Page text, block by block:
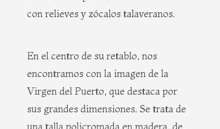
con relieves y zócalos talaveranos.
En el centro de su retablo, nos
encontramos con la imagen de la
Virgen del Puerto, que destaca por
sus grandes dimensiones. Se trata de
una talla policromada en madera, de